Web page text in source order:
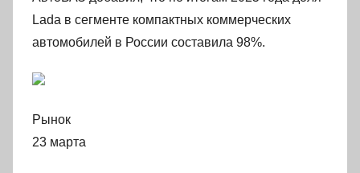
Lada в сегменте компактных коммерческих
автомобилей в России составила 98%.
Рынок
23 марта